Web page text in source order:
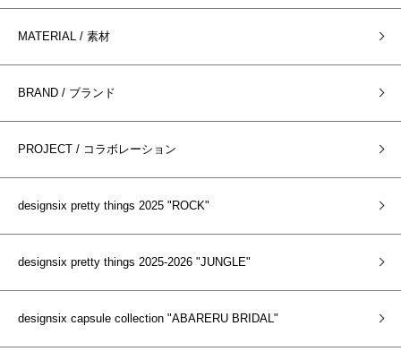
MATERIAL / 素材
BRAND / ブランド
PROJECT / コラボレーション
designsix pretty things 2025 "ROCK"
designsix pretty things 2025-2026 "JUNGLE"
designsix capsule collection "ABARERU BRIDAL"